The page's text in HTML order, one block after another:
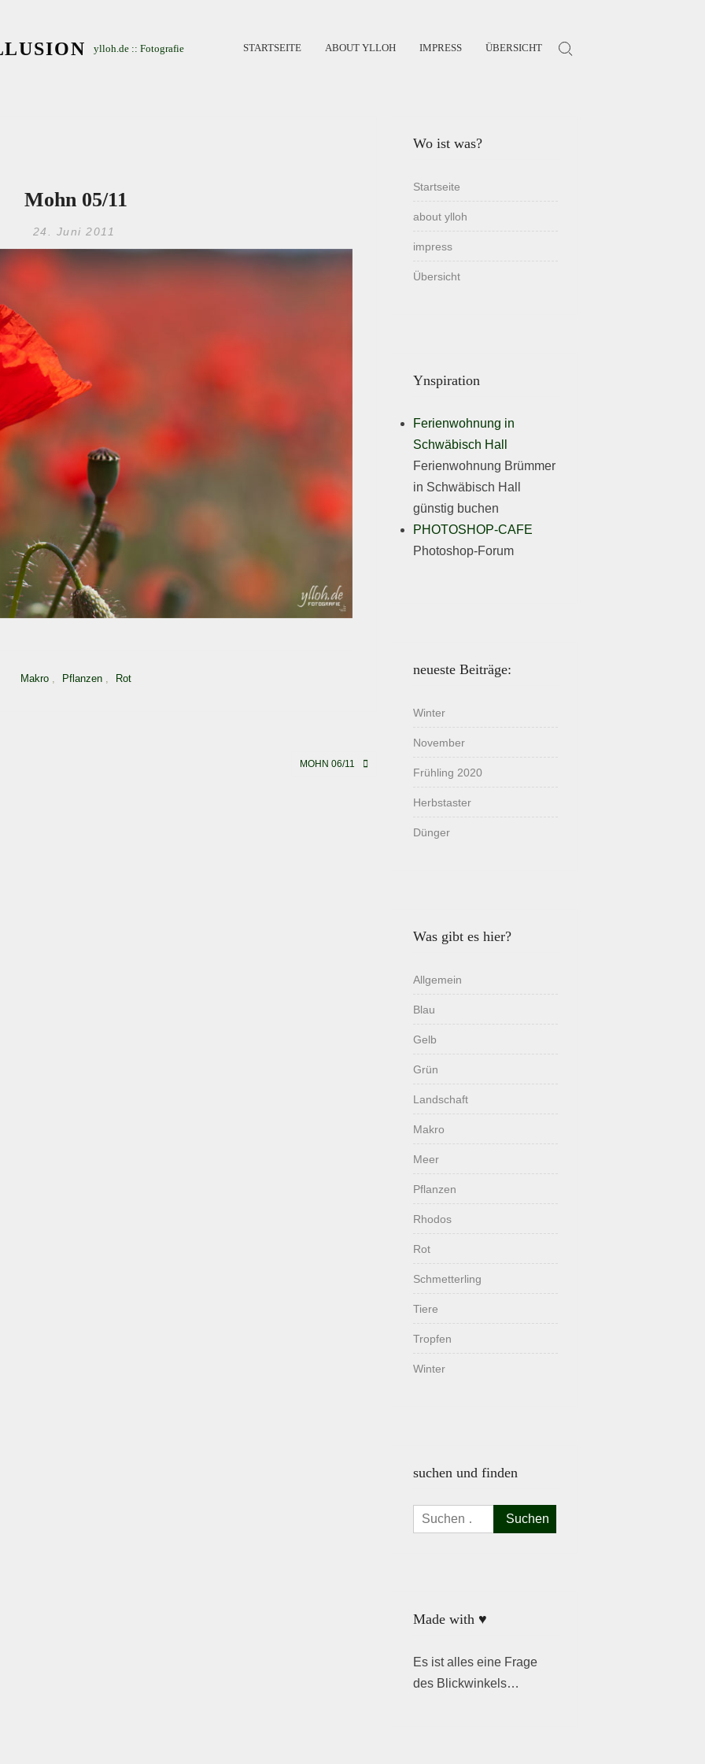
ylloh.de :: Fotografie STARTSEITE ABOUT YLLOH IMPRESS ÜBERSICHT Search for:
Mohn 05/11
24. Juni 2011
Makro, Pflanzen, Rot
MOHN 06/11
Wo ist was?
Startseite
about ylloh
impress
Übersicht
Ynspiration
Ferienwohnung in
Schwäbisch Hall
Ferienwohnung Brümmer
in Schwäbisch Hall
günstig buchen
PHOTOSHOP-CAFE
Photoshop-Forum
neueste Beiträge:
Winter
November
Frühling 2020
Herbstaster
Dünger
Was gibt es hier?
Allgemein
Blau
Gelb
Grün
Landschaft
Makro
Meer
Pflanzen
Rhodos
Rot
Schmetterling
Tiere
Tropfen
Winter
suchen und finden
Suchen
nach:
Made with ♥
Es ist alles eine Frage
des Blickwinkels…